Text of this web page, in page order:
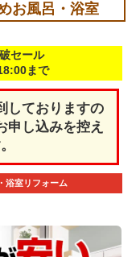
お風呂・浴室
セール
まで
しておりますの
申し込みを控え
浴室リフォーム